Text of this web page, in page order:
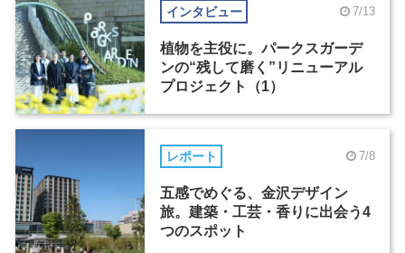
インタビュー 7/13
植物を主役に。パークスガーデ
ンの“残して磨く”リニューアル
プロジェクト（1）
レポート 7/8
五感でめぐる、金沢デザイン
旅。建築・工芸・香りに出会う4
つのスポット